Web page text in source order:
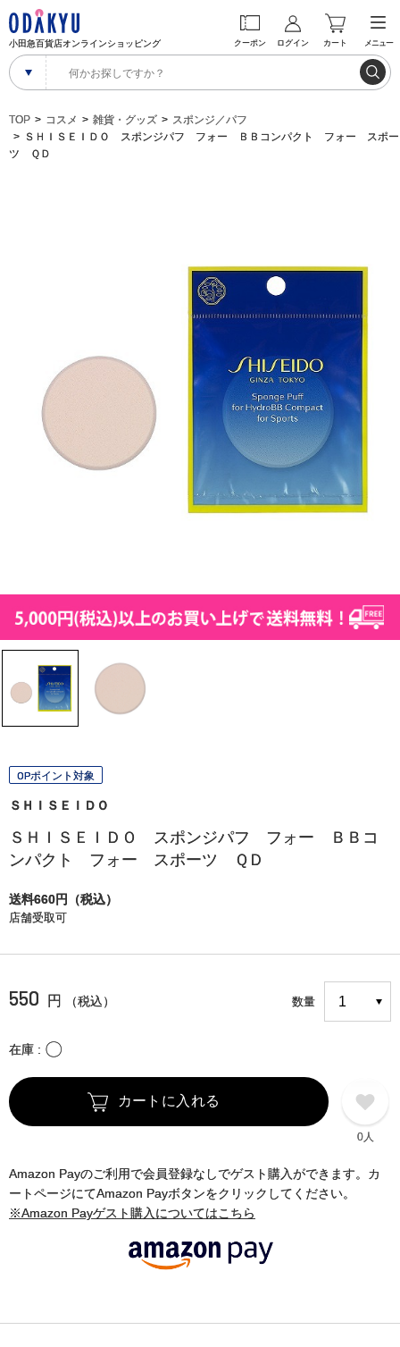
小田急百貨店オンラインショッピング クーポン ログイン カート メニュー
TOP コスメ 雑貨・グッズ
スポンジ／パフ
ＳＨＩＳＥＩＤＯ スポンジパフ フォー ＢＢコンパクト フォー スポー
ツ ＱＤ
OPポイント対象
ＳＨＩＳＥＩＤＯ
ＳＨＩＳＥＩＤＯ スポンジパフ フォー ＢＢコ
ンパクト フォー スポーツ ＱＤ
送料660円（税込）
店舗受取可
550 円 （税込） 数量
在庫 〇
カートに入れる
0人
Amazon Payのご利用で会員登録なしでゲスト購入ができます。カ
ートページにてAmazon Payボタンをクリックしてください。
※Amazon Payゲスト購入についてはこちら